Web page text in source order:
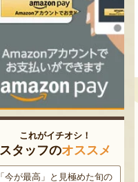
これがイチオシ！
スタッフのオススメ
米沢牛は、非常に厳しい条件